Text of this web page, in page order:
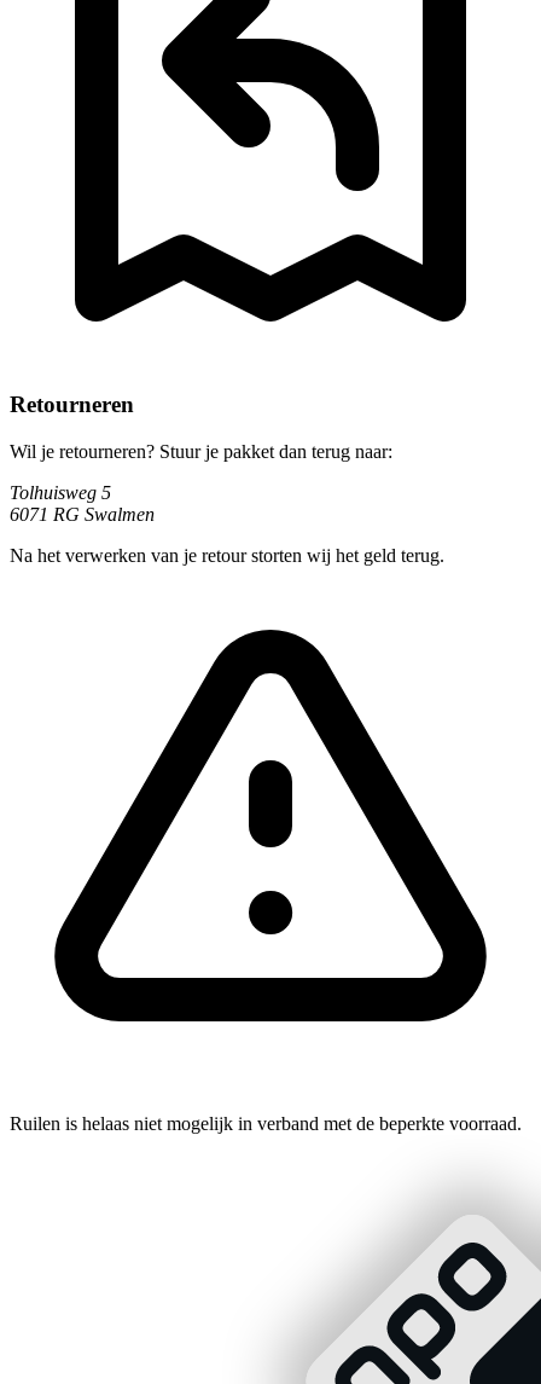
Retourneren
Wil je retourneren? Stuur je pakket dan terug naar:
Tolhuisweg 5
6071 RG Swalmen
Na het verwerken van je retour storten wij het geld terug.
Ruilen is helaas niet mogelijk in verband met de beperkte voorraad.